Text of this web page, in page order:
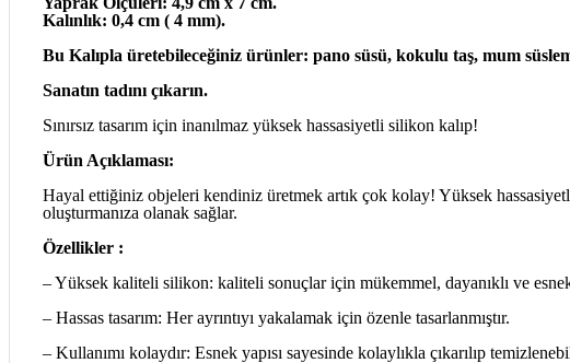
Kalınlık: 0,4 cm ( 4 mm).
Bu Kalıpla üretebileceğiniz ürünler: pano süsü, kokulu taş, mum
Sanatın tadını çıkarın.
Sınırsız tasarım için inanılmaz yüksek hassasiyetli silikon kalıp!
Ürün Açıklaması:
Hayal ettiğiniz objeleri kendiniz üretmek artık çok kolay! Yüksek
oluşturmanıza olanak sağlar.
Özellikler :
– Yüksek kaliteli silikon: kaliteli sonuçlar için mükemmel, dayanıklı ve
– Hassas tasarım: Her ayrıntıyı yakalamak için özenle tasarlanmıştır.
– Kullanımı kolaydır: Esnek yapısı sayesinde kolaylıkla çıkarılıp